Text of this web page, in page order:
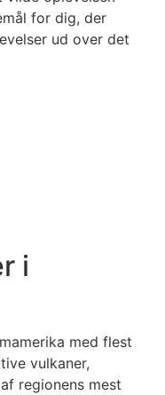
for dig, der
ud over det
i
med flest
vulkaner,
regionens mest